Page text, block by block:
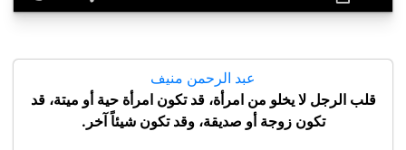
عبد الرحمن منيف
قلب الرجل لا يخلو من امرأة، قد تكون امرأة حية أو ميتة، قد
تكون زوجة أو صديقة، وقد تكون شيئاً آخر.